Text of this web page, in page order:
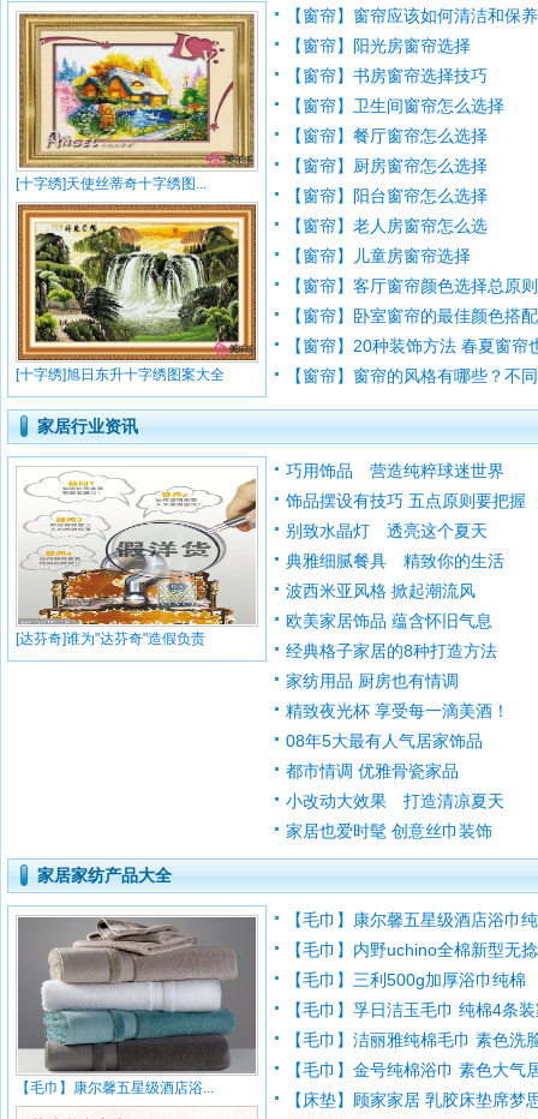
[十字绣]天使丝蒂奇十字绣图...
[十字绣]旭日东升十字绣图案大全
【窗帘】窗帘应该如何清洁和保
【窗帘】阳光房窗帘选择
【窗帘】书房窗帘选择技巧
【窗帘】卫生间窗帘怎么选择
【窗帘】餐厅窗帘怎么选择
【窗帘】厨房窗帘怎么选择
【窗帘】阳台窗帘怎么选择
【窗帘】老人房窗帘怎么选
【窗帘】儿童房窗帘选择
【窗帘】客厅窗帘颜色选择总原则
【窗帘】卧室窗帘的最佳颜色搭配
【窗帘】20种装饰方法 春夏窗帘
【窗帘】窗帘的风格有哪些？不
家居行业资讯
[达芬奇]谁为"达芬奇"造假负责
巧用饰品 营造纯粹球迷世界
饰品摆设有技巧 五点原则要把握
别致水晶灯 透亮这个夏天
典雅细腻餐具 精致你的生活
波西米亚风格 掀起潮流风
欧美家居饰品 蕴含怀旧气息
经典格子家居的8种打造方法
家纺用品 厨房也有情调
精致夜光杯 享受每一滴美酒！
08年5大最有人气居家饰品
都市情调 优雅骨瓷家品
小改动大效果 打造清凉夏天
家居也爱时髦 创意丝巾装饰
家居家纺产品大全
【毛巾】康尔馨五星级酒店浴...
【毛巾】康尔馨五星级酒店浴巾
【毛巾】内野uchino全棉新型无
【毛巾】三利500g加厚浴巾纯棉
【毛巾】孚日洁玉毛巾 纯棉4条
【毛巾】洁丽雅纯棉毛巾 素色洗
【毛巾】金号纯棉浴巾 素色大气
【床垫】顾家家居 乳胶床垫席梦